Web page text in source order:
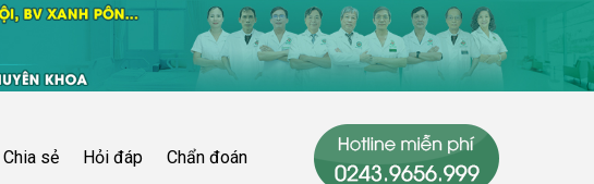
Chia sẻ Hỏi đáp Chẩn đoán